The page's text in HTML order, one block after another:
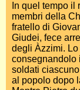
In quel tempo
membri della
fratello di
Giudei, fece
degli Àzzimi. Lo
consegnandolo
soldati
al popolo dopo